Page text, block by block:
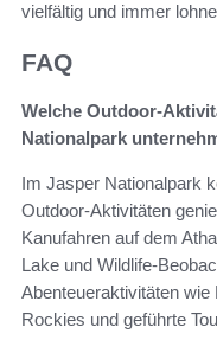
vielfältig und immer
FAQ
Welche Outdoor-
Nationalpark
Im Jasper Nationalpark
Outdoor-Aktivitäten
Kanufahren auf dem
Lake und Wildlife-
Abenteueraktivitäten
Rockies und geführte